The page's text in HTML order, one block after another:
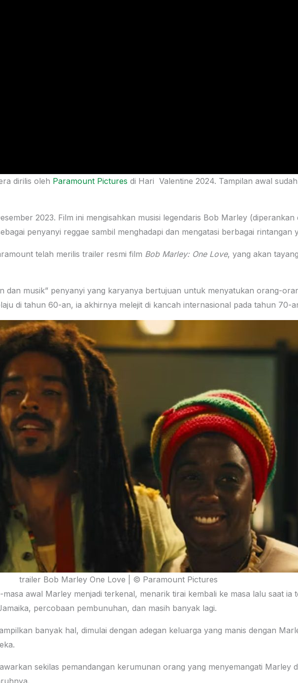
dirilis oleh Paramount Pictures di Hari Valentine 2024. Tampilan awal
2023. Film ini mengisahkan musisi legendaris Bob Marley (diperankan
penyanyi reggae sambil menghadapi dan mengatasi berbagai rintangan
telah merilis trailer resmi film Bob Marley: One Love, yang akan
dan musik” penyanyi yang karyanya bertujuan untuk menyatukan orang-
di tahun 60-an, ia akhirnya melejit di kancah internasional pada tahun 70-
trailer Bob Marley One Love | © Paramount Pictures
awal Marley menjadi terkenal, menarik tirai kembali ke masa lalu saat ia
percobaan pembunuhan, dan masih banyak lagi.
banyak hal, dimulai dengan adegan keluarga yang manis dengan
sekilas pemandangan kerumunan orang yang menyemangati Marley